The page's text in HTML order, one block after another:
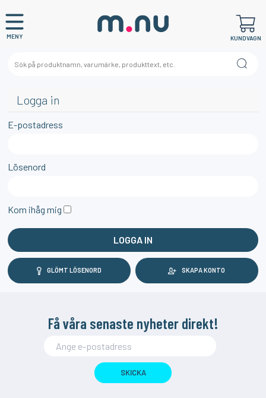
MENY KUNDVAGN
Logga in
E-postadress
Lösenord
Kom ihåg mig
GLÖMT LÖSENORD SKAPA KONTO
Få våra senaste nyheter direkt!
SKICKA